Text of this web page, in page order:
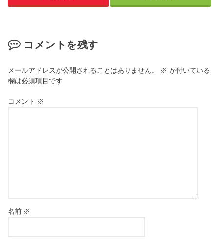
コメントを残す
メールアドレスが公開されることはありません。 ※ が付いている
欄は必須項目です
コメント ※
名前 ※